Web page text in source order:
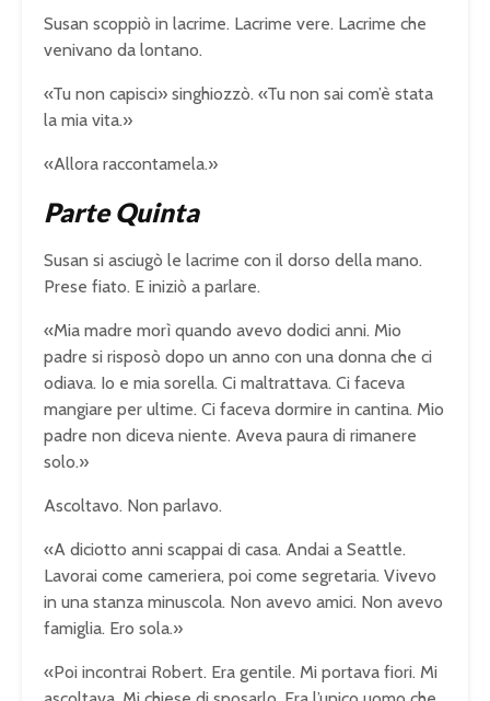
Susan scoppiò in lacrime. Lacrime vere. Lacrime che
venivano da lontano.
«Tu non capisci» singhiozzò. «Tu non sai com’è stata
la mia vita.»
«Allora raccontamela.»
Parte Quinta
Susan si asciugò le lacrime con il dorso della mano.
Prese fiato. E iniziò a parlare.
«Mia madre morì quando avevo dodici anni. Mio
padre si risposò dopo un anno con una donna che ci
odiava. Io e mia sorella. Ci maltrattava. Ci faceva
mangiare per ultime. Ci faceva dormire in cantina. Mio
padre non diceva niente. Aveva paura di rimanere
solo.»
Ascoltavo. Non parlavo.
«A diciotto anni scappai di casa. Andai a Seattle.
Lavorai come cameriera, poi come segretaria. Vivevo
in una stanza minuscola. Non avevo amici. Non avevo
famiglia. Ero sola.»
«Poi incontrai Robert. Era gentile. Mi portava fiori. Mi